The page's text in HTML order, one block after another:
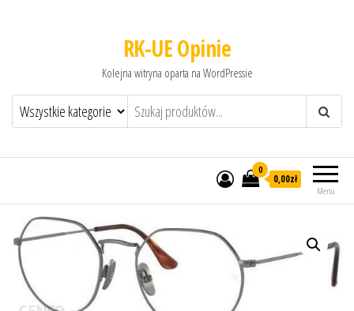
RK-UE Opinie
Kolejna witryna oparta na WordPressie
Menu
0
0,00zł